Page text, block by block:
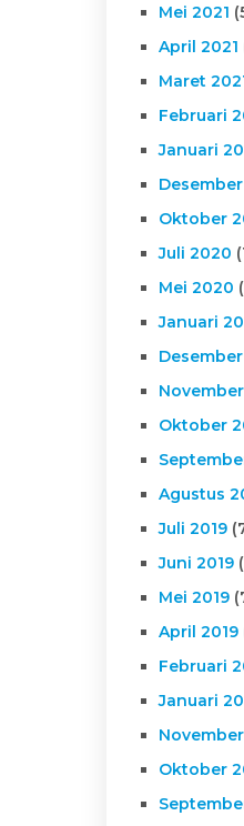
Mei 2021
April 2021
Maret
Februari
Januari
Oktober
Juli 2020
Mei 2020
Januari
Oktober
Agustus
Juli 2019
Juni 2019
Mei 2019
April 2019
Februari
Januari
Oktober